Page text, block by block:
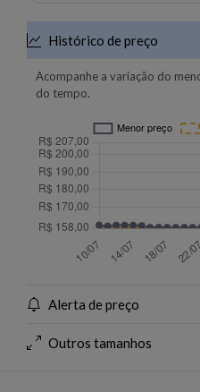
Histórico de preço
Acompanhe a variação do
do tempo.
Alerta de preço
Outros tamanhos